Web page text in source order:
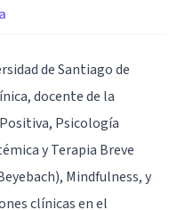
de Santiago de
docente de la
Psicología
y Terapia Breve
Mindfulness, y
clínicas en el